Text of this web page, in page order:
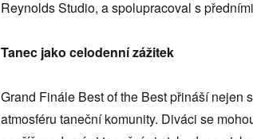
Reynolds Studio, a spolupracoval s
Tanec jako celodenní zážitek
Grand Finále Best of the Best přináší nejen
atmosféru taneční komunity. Diváci se